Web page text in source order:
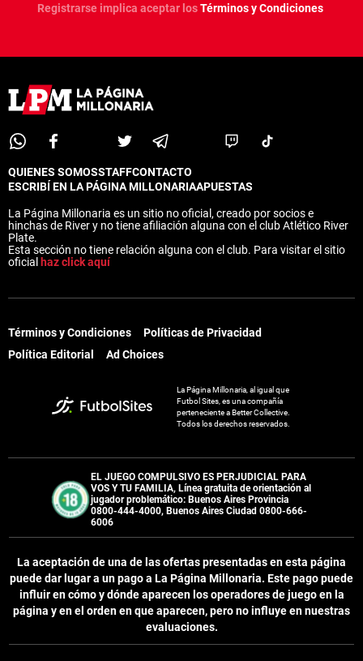
GUÍAS
CÓDIGOS
PRONÓSTICOS
APUESTA DEL DÍA
ESCRIBÍ EN LA PÁGINA MILLONARIA
hinchas de River y no tiene afiliación alguna con el club Atlético River
Plate.
Esta sección no tiene relación alguna con el club. Para visitar el sitio
oficialhaz click aquí
Futbol Sites, es una compañía
perteneciente a Better Collective.
Todos los derechos reservados.
VOS Y TU FAMILIA, Línea gratuita de orientación al
jugador problemático: Buenos Aires Provincia
0800-444-4000, Buenos Aires Ciudad 0800-666-
6006
puede dar lugar a un pago aLa Página Millonaria. Este pago puede
influir en cómo y dónde aparecen los operadores de juego en la
página y en el orden en que aparecen, pero no influye en nuestras
evaluaciones.
Registrarse implica aceptar losTérminos y Condiciones
QUIENES SOMOSSTAFFCONTACTO
ESCRIBÍ EN LA PÁGINA MILLONARIAAPUESTAS
La Página Millonaria es un sitio no oficial, creado por socios e
hinchas de River y no tiene afiliación alguna con el club Atlético River
Plate.
Esta sección no tiene relación alguna con el club. Para visitar el sitio
oficial haz click aquí
Términos y Condiciones
Políticas de Privacidad
Política Editorial
Ad Choices
La Página Millonaria, al igual que
Futbol Sites, es una compañía
perteneciente a Better Collective.
Todos los derechos reservados.
EL JUEGO COMPULSIVO ES PERJUDICIAL PARA
VOS Y TU FAMILIA, Línea gratuita de orientación al
jugador problemático: Buenos Aires Provincia
0800-444-4000, Buenos Aires Ciudad 0800-666-
6006
La aceptación de una de las ofertas presentadas en esta página
puede dar lugar a un pago a La Página Millonaria. Este pago puede
influir en cómo y dónde aparecen los operadores de juego en la
página y en el orden en que aparecen, pero no influye en nuestras
evaluaciones.